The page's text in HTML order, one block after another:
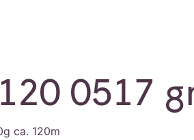
0517
ca. 120m